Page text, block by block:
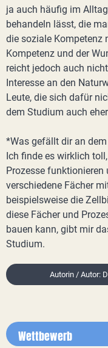
ja auch häufig im
behandeln lässt, die
die soziale Kompetenz
Kompetenz und der
reicht jedoch auch
Interesse an den
Leute, die sich dafür
dem Studium auch
*Was gefällt dir an
Ich finde es wirklich
Prozesse
verschiedene Fächer
beispielsweise die
diese Fächer und
bauen kann, gibt mir
Studium.
Autorin / Autor:
Wettbewerb